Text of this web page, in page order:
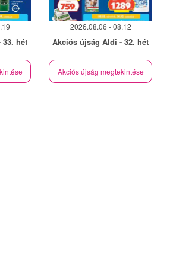
hét
2026.08.06 - 08.12
Akciós újság Aldi - 32. hét
Akciós újság megtekintése